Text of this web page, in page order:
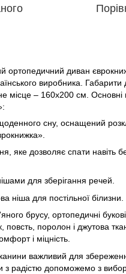
ортопедичний диван
виробника. Габарити
місце – 160х200 см. Основні
сну, оснащений
яке дозволяє спати навіть
для зберігання речей.
ніша для постільної білизни.
брусу, ортопедичні
повсть, поролон і джутова
і міцність.
важливий для
з радістю допоможемо з